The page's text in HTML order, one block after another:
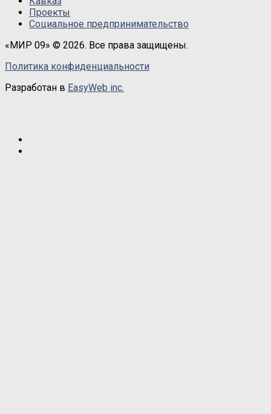
Проекты
Социальное предпринимательство
«МИР 09» © 2026. Все права защищены.
Политика конфиденциальности
Разработан в EasyWeb inc.